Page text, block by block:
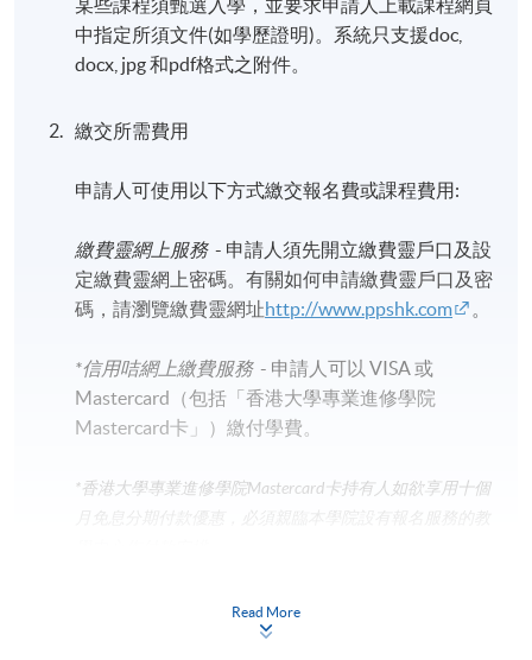
中指定所須文件(如學歷證明)。系統只支援doc,
docx, jpg 和pdf格式之附件。
繳交所需費用
申請人可使用以下方式繳交報名費或課程費用:
繳費靈網上服務- 申請人須先開立繳費靈戶口及設
定繳費靈網上密碼。有關如何申請繳費靈戶口及密
碼，請瀏覽繳費靈網址http://www.ppshk.com 。
*信用咭網上繳費服務- 申請人可以 VISA 或
Mastercard（包括「香港大學專業進修學院
Mastercard卡」）繳付學費。
*香港大學專業進修學院Mastercard卡持有人如欲享用十個
月免息分期付款優惠，必須親臨本學院設有報名服務的教
如欲了解如何於網上報讀新課程及繳費，請瀏覽網上
Read More